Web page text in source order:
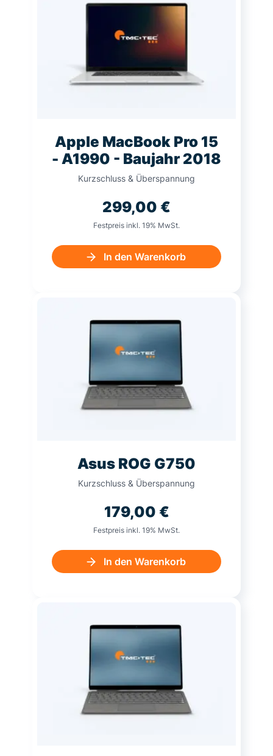
Apple MacBook Pro 15
- A1990 - Baujahr 2018
Kurzschluss & Überspannung
299,00 €
Festpreis inkl. 19% MwSt.
In den Warenkorb
Asus ROG G750
Kurzschluss & Überspannung
179,00 €
Festpreis inkl. 19% MwSt.
In den Warenkorb